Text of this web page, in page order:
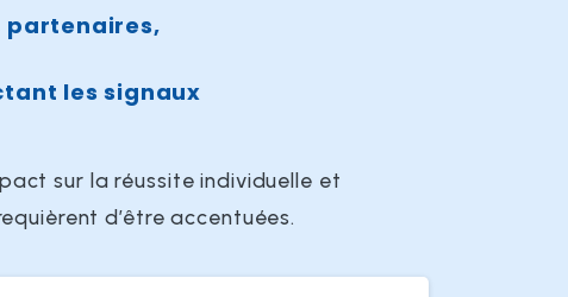
partenaires,
les signaux
sur la réussite individuelle et
d’être accentuées.